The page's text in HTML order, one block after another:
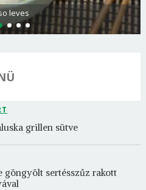
palacsinta
grillen sütve
göngyölt sertésszűz rakott